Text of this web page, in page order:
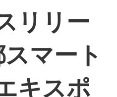
リリー
マート
キスポ